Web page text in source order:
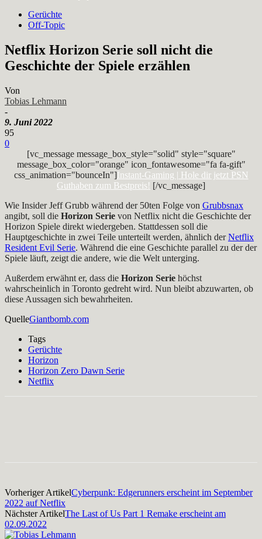
Gerüchte
Off-Topic
Netflix Horizon Serie soll nicht die
Geschichte der Spiele erzählen
Von
Tobias Lehmann
-
9. Juni 2022
95
0
[vc_message message_box_style="solid" style="square"
message_box_color="orange" icon_fontawesome="fa fa-gift"
css_animation="bounceIn"]Instant-Gaming | Hole dir jetzt PSN
Guthaben zum Bestpreis! [/vc_message]
Wie Insider Jeff Grubb während der 50ten Folge von Grubbsnax
angibt, soll die Horizon Serie von Netflix nicht die Geschichte der
Horizon Spiele direkt wiedergeben. Stattdessen soll die
Hauptgeschichte in zwei Teile unterteilt werden, ähnlich derNetflix
Resident Evil Serie. Während die eine Geschichte parallel zu der der
Spiele läuft, zeigt die andere, wie die Welt unterging.
Außerdem erwähnt er, dass die Horizon Serie höchst
wahrscheinlich in Toronto gedreht wird. Nun bleibt abzuwarten, ob
diese Aussagen sich bewahrheiten.
QuelleGiantbomb.com
Tags
Gerüchte
Horizon
Horizon Zero Dawn Serie
Netflix
Vorheriger ArtikelCyberpunk: Edgerunners erscheint im September
2022 auf Netflix
Nächster ArtikelThe Last of Us Part 1 Remake erscheint am
02.09.2022